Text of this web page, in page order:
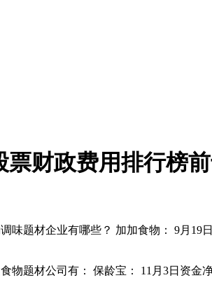
票财政费用排行榜
材企业有哪些？ 加加食物： 9月19
材公司有： 保龄宝： 11月3日资金